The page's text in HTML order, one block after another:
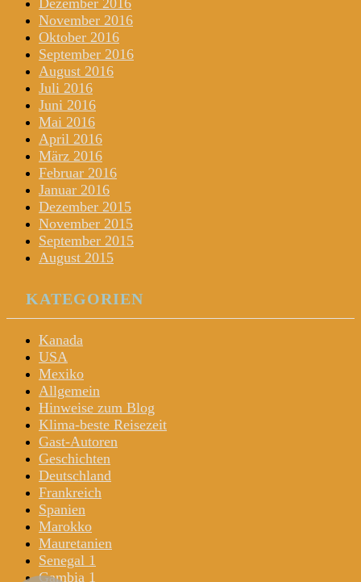
November 2016
Oktober 2016
September 2016
August 2016
Juli 2016
Juni 2016
Mai 2016
April 2016
März 2016
Februar 2016
Januar 2016
Dezember 2015
November 2015
September 2015
August 2015
KATEGORIEN
Kanada
USA
Mexiko
Allgemein
Hinweise zum Blog
Klima-beste Reisezeit
Gast-Autoren
Geschichten
Deutschland
Frankreich
Spanien
Marokko
Mauretanien
Senegal 1
Gambia 1